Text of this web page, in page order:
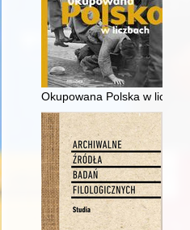
Okupowana Polska w liczbach